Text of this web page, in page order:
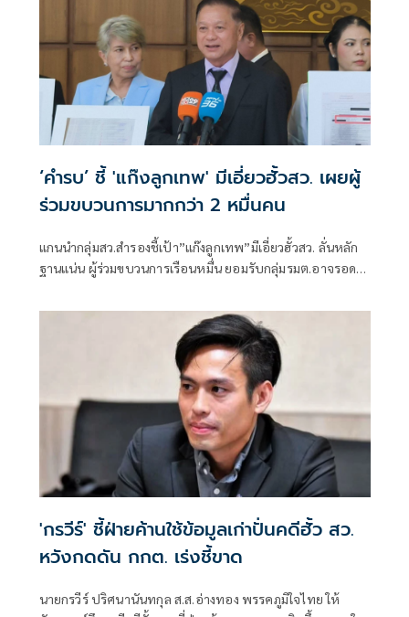
‘คำรบ’ ชี้ 'แก๊งลูกเทพ' มีเอี่ยวฮั้วสว. เผยผู้
ร่วมขบวนการมากกว่า 2 หมื่นคน
แกนนำกลุ่มสว.สำรองชี้เป้า”แก๊งลูกเทพ”มีเอี่ยวฮั้วสว. ลั่นหลัก
ฐานแน่น ผู้ร่วมขบวนการเรือนหมื่น ยอมรับกลุ่มรมต.อาจรอด
ส่งศาลฎีกาสอย 138 สว.โดนร้องเอาผิดติดคุก!
'กรวีร์' ชี้ฝ่ายค้านใช้ข้อมูลเก่าปั่นคดีฮั้ว สว.
หวังกดดัน กกต. เร่งชี้ขาด
นายกรวีร์ ปริศนานันทกุล ส.ส.อ่างทอง พรรคภูมิใจไทย ให้